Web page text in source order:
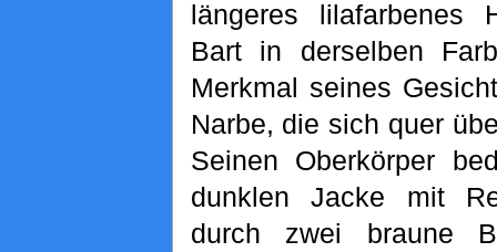
längeres lilafarbenes
Bart in derselben
Merkmal seines
Narbe, die sich quer
Seinen Oberkörper
dunklen Jacke mit
durch zwei braune